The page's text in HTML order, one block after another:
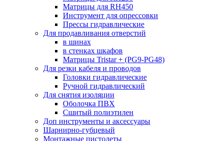
Матрицы для RH450
Инструмент для опрессовки
Прессы гидравлические
Для продавливания отверстий
в шинах
в стенках шкафов
Матрицы Tristar + (PG9-PG48)
Для резки кабеля и проводов
Головки гидравлические
Ручной гидравлический
Для снятия изоляции
Оболочка ПВХ
Сшитый полиэтилен
Доп инструменты и аксессуары
Шарнирно-губцевый
Монтажные пистолеты